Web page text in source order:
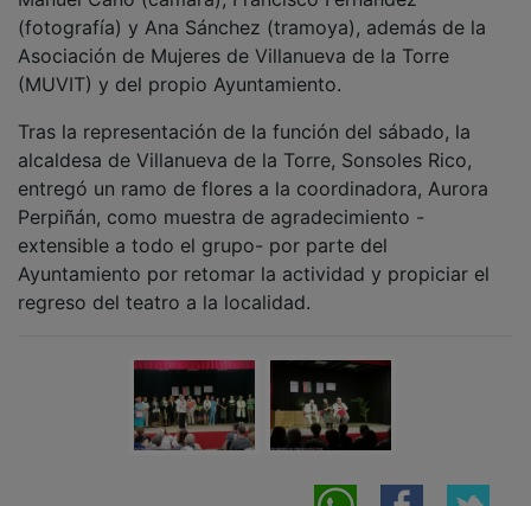
(fotografía) y Ana Sánchez (tramoya), además de la
Asociación de Mujeres de Villanueva de la Torre
(MUVIT) y del propio Ayuntamiento.
Tras la representación de la función del sábado, la
alcaldesa de Villanueva de la Torre, Sonsoles Rico,
entregó un ramo de flores a la coordinadora, Aurora
Perpiñán, como muestra de agradecimiento -
extensible a todo el grupo- por parte del
Ayuntamiento por retomar la actividad y propiciar el
regreso del teatro a la localidad.